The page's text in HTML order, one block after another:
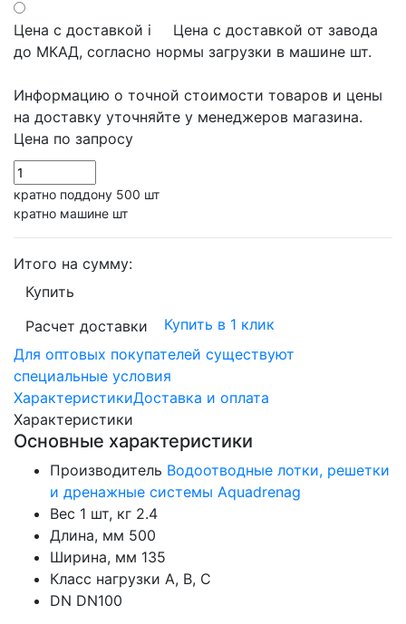
Цена с доставкой i
Цена с доставкой от завода
до МКАД, согласно нормы загрузки в машине шт.
Информацию о точной стоимости товаров и цены
на доставку уточняйте у менеджеров магазина.
Цена по запросу
кратно поддону 500 шт
кратно машине шт
Итого на сумму:
Купить
Расчет доставки
Купить в 1 клик
Для оптовых покупателей существуют
специальные условия
ХарактеристикиДоставка и оплата
Характеристики
Основные характеристики
Производитель Водоотводные лотки, решетки
и дренажные системы Aquadrenag
Вес 1 шт, кг 2.4
Длина, мм 500
Ширина, мм 135
Класс нагрузки А, В, С
DN DN100